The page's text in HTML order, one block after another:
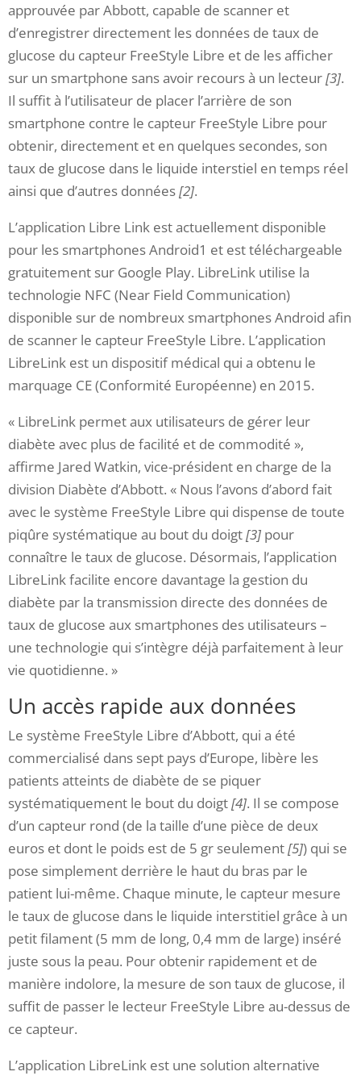
approuvée par Abbott, capable de scanner et
d’enregistrer directement les données de taux de
glucose du capteur FreeStyle Libre et de les afficher
sur un smartphone sans avoir recours à un lecteur[3].
Il suffit à l’utilisateur de placer l’arrière de son
smartphone contre le capteur FreeStyle Libre pour
obtenir, directement et en quelques secondes, son
taux de glucose dans le liquide interstiel en temps réel
ainsi que d’autres données[2].
L’application Libre Link est actuellement disponible
pour les smartphones Android1 et est téléchargeable
gratuitement sur Google Play. LibreLink utilise la
technologie NFC (Near Field Communication)
disponible sur de nombreux smartphones Android afin
de scanner le capteur FreeStyle Libre. L’application
LibreLink est un dispositif médical qui a obtenu le
marquage CE (Conformité Européenne) en 2015.
« LibreLink permet aux utilisateurs de gérer leur
diabète avec plus de facilité et de commodité »,
affirme Jared Watkin, vice-président en charge de la
division Diabète d’Abbott. « Nous l’avons d’abord fait
avec le système FreeStyle Libre qui dispense de toute
piqûre systématique au bout du doigt[3] pour
connaître le taux de glucose. Désormais, l’application
LibreLink facilite encore davantage la gestion du
diabète par la transmission directe des données de
taux de glucose aux smartphones des utilisateurs –
une technologie qui s’intègre déjà parfaitement à leur
vie quotidienne. »
Un accès rapide aux données
Le système FreeStyle Libre d’Abbott, qui a été
commercialisé dans sept pays d’Europe, libère les
patients atteints de diabète de se piquer
systématiquement le bout du doigt[4]. Il se compose
d’un capteur rond (de la taille d’une pièce de deux
euros et dont le poids est de 5 gr seulement[5]) qui se
pose simplement derrière le haut du bras par le
patient lui-même. Chaque minute, le capteur mesure
le taux de glucose dans le liquide interstitiel grâce à un
petit filament (5 mm de long, 0,4 mm de large) inséré
juste sous la peau. Pour obtenir rapidement et de
manière indolore, la mesure de son taux de glucose, il
suffit de passer le lecteur FreeStyle Libre au-dessus de
ce capteur.
L’application LibreLink est une solution alternative